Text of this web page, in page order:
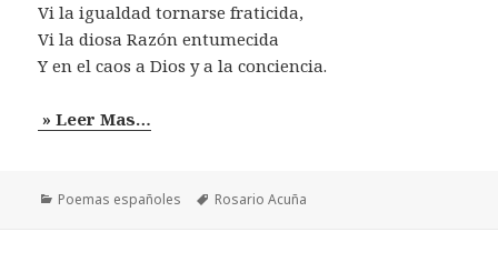
Vi la igualdad tornarse fraticida,
Vi la diosa Razón entumecida
Y en el caos a Dios y a la conciencia.
» Leer Mas…
Categorías
Poemas españoles Etiquetas
Rosario Acuña